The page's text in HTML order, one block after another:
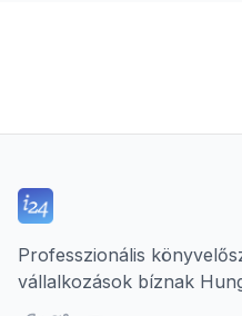
Professzionális
vállalkozások bíznak